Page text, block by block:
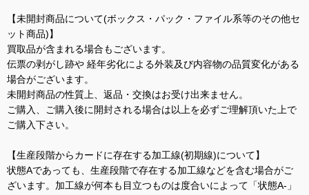
【未開封商品について(ボックス・パック・ファイル系等のその他セ
ット商品)】
買取品が含まれる場合もございます。
伝票の剥がし跡や 経年劣化による外装及び内容物の品質変化がある
場合がございます。
未開封商品の性質上、返品・交換はお受け出来ません。
ご購入、ご購入後に開封される場合は以上を必ずご理解頂いた上で
ご購入下さい。
【生産段階からカードに存在する加工線(初期線)について】
状態Aであっても、生産段階で存在する加工線などを含む場合がご
ざいます。加工線が何本も目立つものは度合いによって「状態A-」